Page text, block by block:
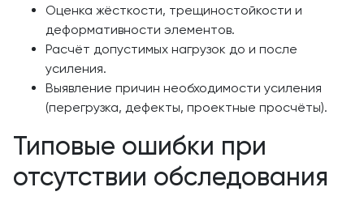
Оценка жёсткости, трещиностойкости и
деформативности элементов.
Расчёт допустимых нагрузок до и после
усиления.
Выявление причин необходимости усиления
(перегрузка, дефекты, проектные просчёты).
Типовые ошибки при
отсутствии обследования